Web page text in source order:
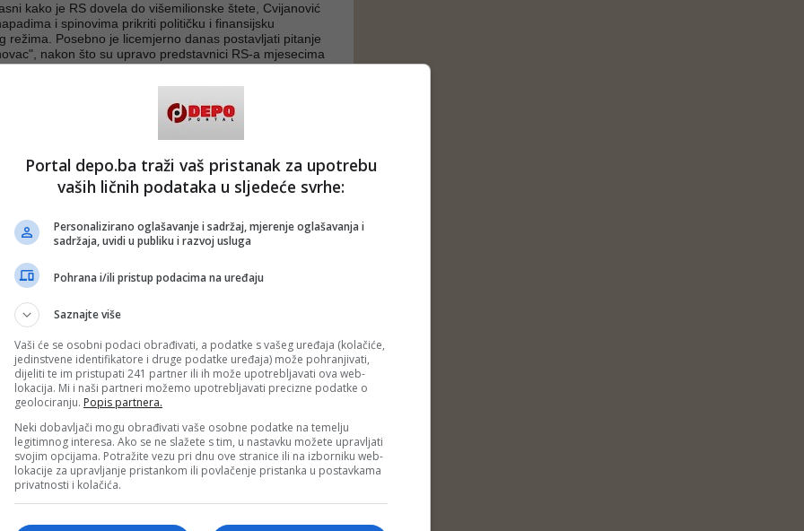
kako je RS dovela do višemilionske štete, Cvijanović
i spinovima prikriti političku i finansijsku
režima. Posebno je licemjerno danas postavljati pitanje
nakon što su upravo predstavnici RS-a mjesecima
odluke i dostave validne mehanizme za izvršenje
Hasanović.
da nije „ničiji egzekutor“, već odgovoran državni
u skladu sa zakonima i odlukama nadležnih
zaštite finansijske stabilnosti države.
SNSD-a koja je Bosnu i Hercegovinu dovela pred
i milionske penale, moja uloga je da spriječim dalje
višegodišnje neodgovornosti. I upravo zato moram jasno
pravovremene reakcije odgovornih ljudi u institucijama
danas bismo imali potpunu blokadu BHANSA-e i
funkcionisanje jedne od najvažnijih državnih agencija koja
zračnog saobraćaja – dodao je Hasanović.
a, kako je istakao, nisu bili ugroženi samo budžeti i
građana, međunarodni aviosaobraćaj, ugled
funkcionisanje ključnih institucija.
znati istinu: novac za Vijadukt nije plaćen zbog
katastrofalne politike vlasti RS-a koja je godinama
gubila arbitražne sporove, ignorisala obaveze i dovodila
i institucionalni rizik, a zatim pokušava odgovornost
i izbjeći vlastiti politički teret – naveo je Hasanović,
zamjenika ministra finansija i trezora BiH.
društvenih mreža
Portal depo.ba traži vaš pristanak za upotrebu
vaših ličnih podataka u sljedeće svrhe:
Personalizirano oglašavanje i sadržaj, mjerenje oglašavanja i
sadržaja, uvidi u publiku i razvoj usluga
Pohrana i/ili pristup podacima na uređaju
Saznajte više
Vaši će se osobni podaci obrađivati, a podatke s vašeg uređaja (kolačiće,
jedinstvene identifikatore i druge podatke uređaja) može pohranjivati,
dijeliti te im pristupati 241 partner ili ih može upotrebljavati ova web-
lokacija. Mi i naši partneri možemo upotrebljavati precizne podatke o
geolociranju. Popis partnera.
Neki dobavljači mogu obrađivati vaše osobne podatke na temelju
legitimnog interesa. Ako se ne slažete s tim, u nastavku možete upravljati
svojim opcijama. Potražite vezu pri dnu ove stranice ili na izborniku web-
lokacije za upravljanje pristankom ili povlačenje pristanka u postavkama
privatnosti i kolačića.